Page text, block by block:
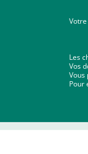
Les
Vos
Vous
Pour